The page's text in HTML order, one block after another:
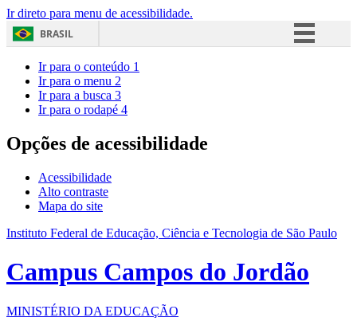
Ir direto para menu de acessibilidade.
BRASIL
Acesso à informação
Ir para o conteúdo 1
Ir para o menu 2
Ir para a busca 3
Ir para o rodapé 4
Opções de acessibilidade
Acessibilidade
Alto contraste
Mapa do site
Instituto Federal de Educação, Ciência e Tecnologia de São Paulo
Campus Campos do Jordão
MINISTÉRIO DA EDUCAÇÃO